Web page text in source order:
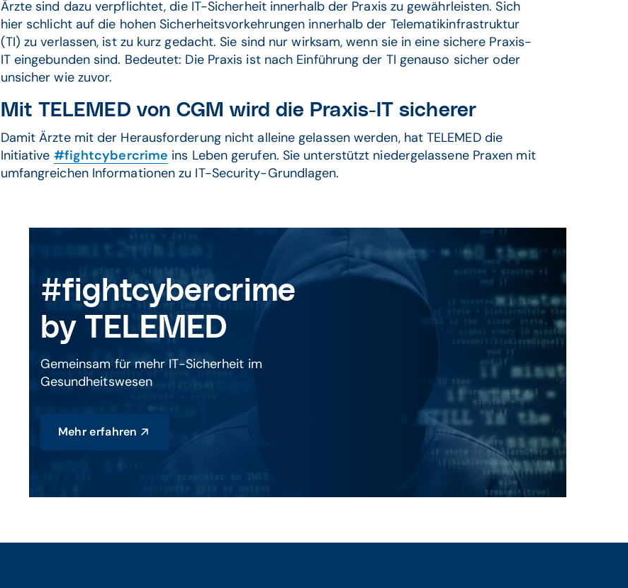
Ärzte sind dazu verpflichtet, die IT-Sicherheit innerhalb der Praxis zu gewährleisten. Sich
hier schlicht auf die hohen Sicherheitsvorkehrungen innerhalb der Telematikinfrastruktur
(TI) zu verlassen, ist zu kurz gedacht. Sie sind nur wirksam, wenn sie in eine sichere Praxis-
IT eingebunden sind. Bedeutet: Die Praxis ist nach Einführung der TI genauso sicher oder
unsicher wie zuvor.
Mit TELEMED von CGM wird die Praxis-IT sicherer
Damit Ärzte mit der Herausforderung nicht alleine gelassen werden, hat TELEMED die
Initiative #fightcybercrime ins Leben gerufen. Sie unterstützt niedergelassene Praxen mit
umfangreichen Informationen zu IT-Security-Grundlagen.
#fightcybercrime
by TELEMED
Gemeinsam für mehr IT-Sicherheit im
Gesundheitswesen
Mehr erfahren